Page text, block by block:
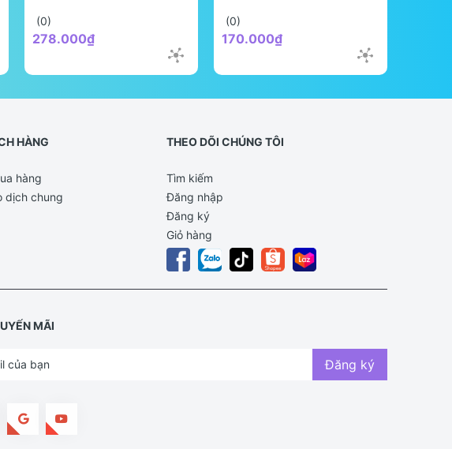
(0)
278.000₫
(0)
170.000₫
HÀNG
hàng
dịch chung
THEO DÕI CHÚNG TÔI
Tìm kiếm
Đăng nhập
Đăng ký
Giỏ hàng
MÃI
Đăng ký